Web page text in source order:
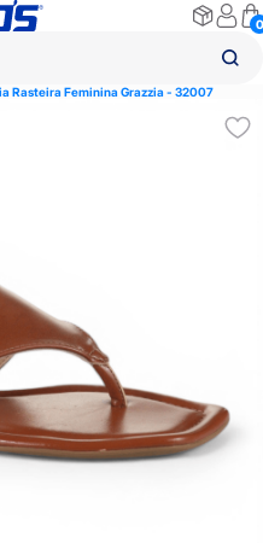
0
Rasteira Feminina Grazzia - 32007